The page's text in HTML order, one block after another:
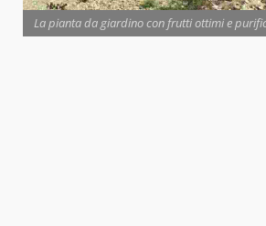
La pianta da giardino con frutti ottimi e